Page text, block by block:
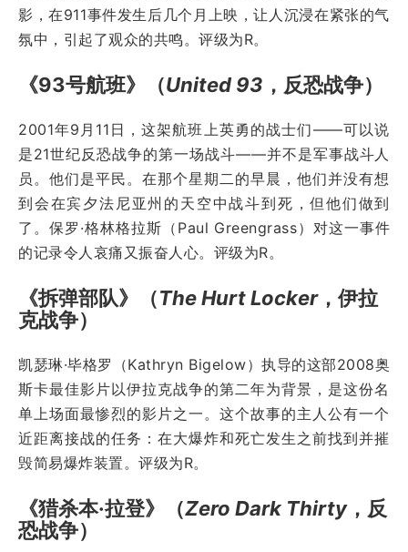
影，在911事件发生后几个月上映，让人沉浸在紧张的气
氛中，引起了观众的共鸣。评级为R。
《93号航班》（United 93 ，反恐战争）
2001年9月11日，这架航班上英勇的战士们——可以说
是21世纪反恐战争的第一场战斗——并不是军事战斗人
员。他们是平民。在那个星期二的早晨，他们并没有想
到会在宾夕法尼亚州的天空中战斗到死，但他们做到
了。保罗·格林格拉斯（Paul Greengrass）对这一事件
的记录令人哀痛又振奋人心。评级为R。
《拆弹部队》（The Hurt Locker，伊拉
克战争）
凯瑟琳·毕格罗（Kathryn Bigelow）执导的这部2008奥
斯卡最佳影片以伊拉克战争的第二年为背景，是这份名
单上场面最惨烈的影片之一。这个故事的主人公有一个
近距离接战的任务：在大爆炸和死亡发生之前找到并摧
毁简易爆炸装置。评级为R。
《猎杀本·拉登》（Zero Dark Thirty，反
恐战争）